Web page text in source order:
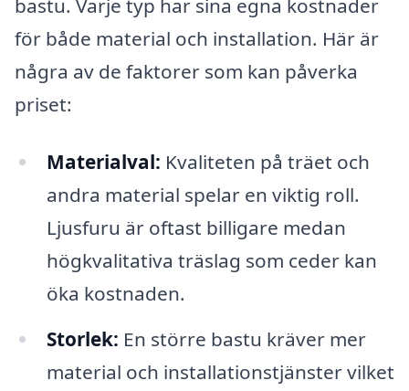
för både material och installation. Här är
några av de faktorer som kan påverka
priset:
Materialval: Kvaliteten på träet och
andra material spelar en viktig roll.
Ljusfuru är oftast billigare medan
högkvalitativa träslag som ceder kan
öka kostnaden.
Storlek: En större bastu kräver mer
material och installationstjänster vilket